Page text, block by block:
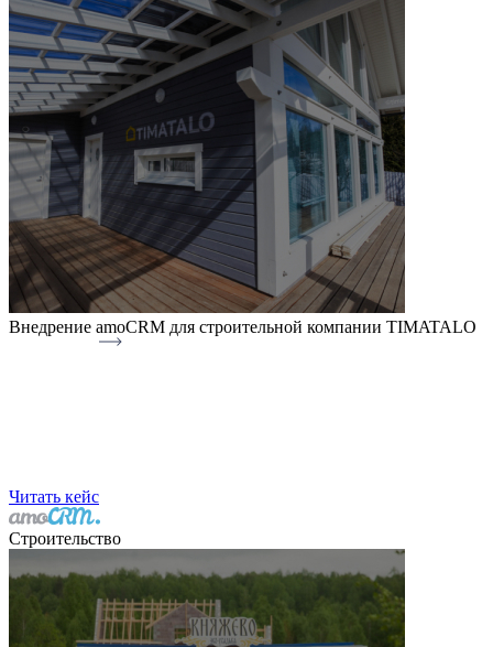
Внедрение amoCRM для строительной компании TIMATALO
Читать кейс
Строительство